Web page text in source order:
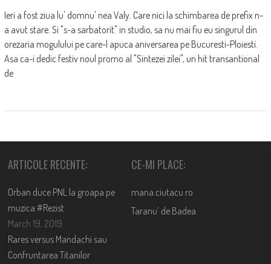
Ieri a fost ziua lu' domnu' nea Valy. Care nici la schimbarea de prefix n-
a avut stare. Si "s-a sarbatorit" in studio, sa nu mai fiu eu singurul din
orezaria mogulului pe care-l apuca aniversarea pe Bucuresti-Ploiesti.
Asa ca-i dedic festiv noul promo al "Sintezei zilei", un hit transantional
de
ARTICOLE RECENTE:
Orban duce PNL la groapa pe
muzica #Rezist
March 19, 2019
Rares versus Mandachi sau
Confruntarea Titanilor
CE-MI PLACE:
mana.ciutacu.ro
Taranu’ de Badea